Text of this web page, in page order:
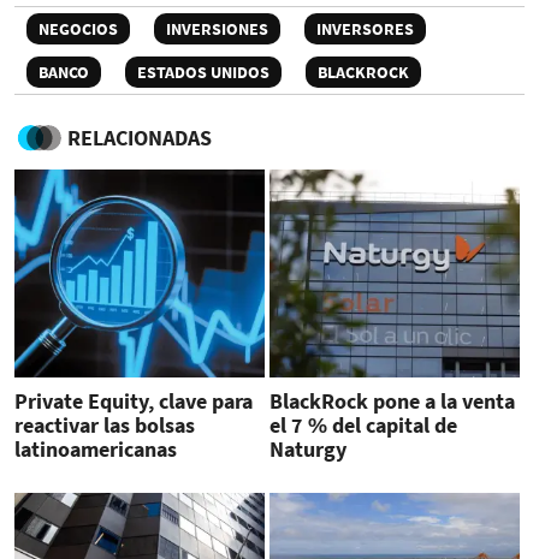
NEGOCIOS INVERSIONES
INVERSORES
BANCO
ESTADOS UNIDOS BLACKROCK
RELACIONADAS
Private Equity, clave para
reactivar las bolsas
latinoamericanas
BlackRock pone a la venta
el 7 % del capital de
Naturgy